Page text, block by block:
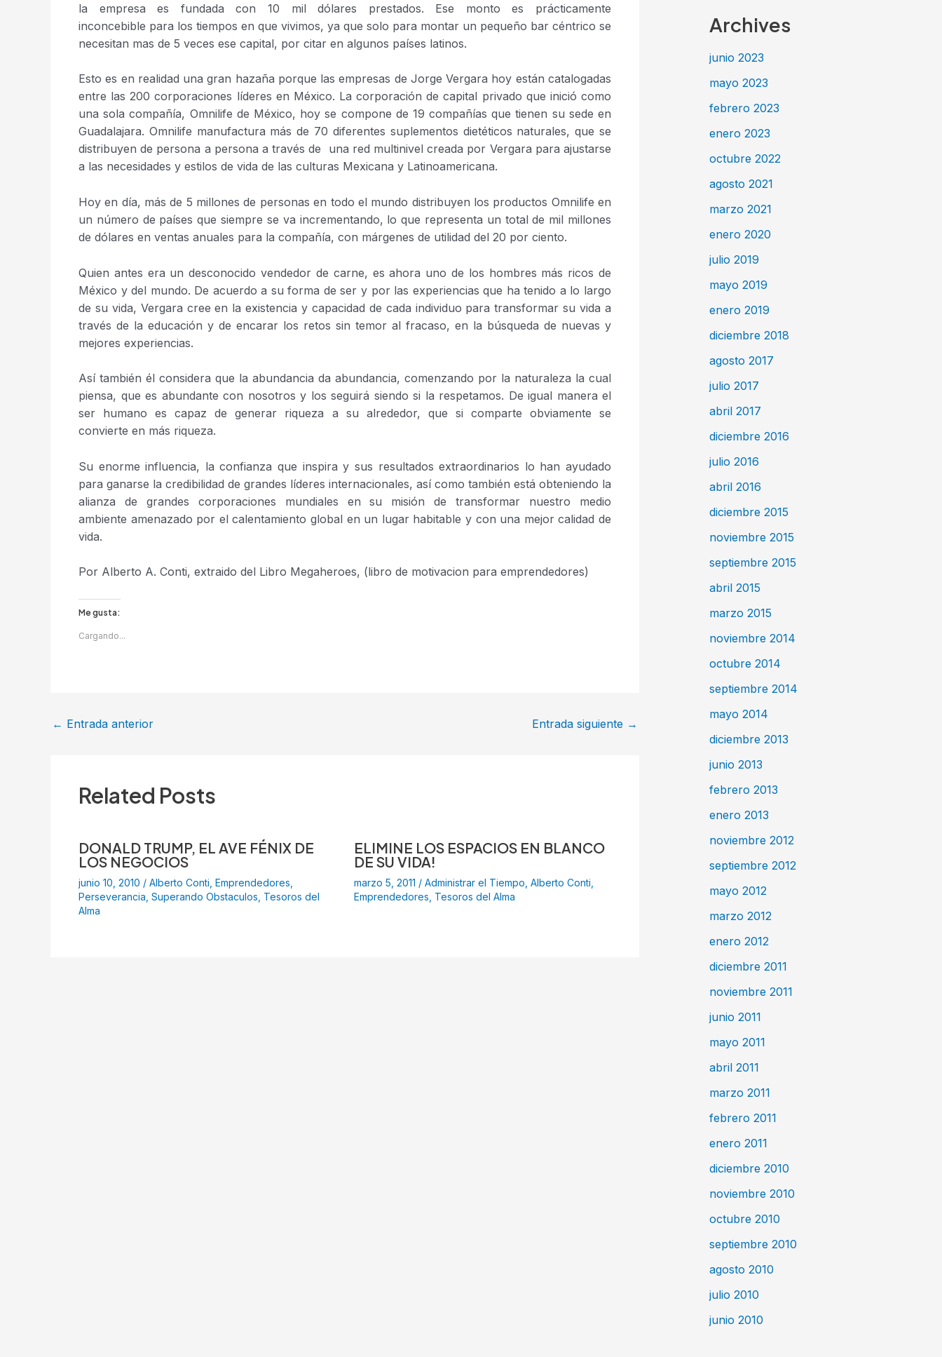
la empresa es fundada con 10 mil dólares prestados. Ese monto es prácticamente
inconcebible para los tiempos en que vivimos, ya que solo para montar un pequeño bar céntrico se
necesitan mas de 5 veces ese capital, por citar en algunos países latinos.
Esto es en realidad una gran hazaña porque las empresas de Jorge Vergara hoy están catalogadas
entre las 200 corporaciones líderes en México. La corporación de capital privado que inició como
una sola compañía, Omnilife de México, hoy se compone de 19 compañías que tienen su sede en
Guadalajara. Omnilife manufactura más de 70 diferentes suplementos dietéticos naturales, que se
distribuyen de persona a persona a través de una red multinivel creada por Vergara para ajustarse
a las necesidades y estilos de vida de las culturas Mexicana y Latinoamericana.
Hoy en día, más de 5 millones de personas en todo el mundo distribuyen los productos Omnilife en
un número de países que siempre se va incrementando, lo que representa un total de mil millones
de dólares en ventas anuales para la compañía, con márgenes de utilidad del 20 por ciento.
Quien antes era un desconocido vendedor de carne, es ahora uno de los hombres más ricos de
México y del mundo. De acuerdo a su forma de ser y por las experiencias que ha tenido a lo largo
de su vida, Vergara cree en la existencia y capacidad de cada individuo para transformar su vida a
través de la educación y de encarar los retos sin temor al fracaso, en la búsqueda de nuevas y
mejores experiencias.
Así también él considera que la abundancia da abundancia, comenzando por la naturaleza la cual
piensa, que es abundante con nosotros y los seguirá siendo si la respetamos. De igual manera el
ser humano es capaz de generar riqueza a su alrededor, que si comparte obviamente se
convierte en más riqueza.
Su enorme influencia, la confianza que inspira y sus resultados extraordinarios lo han ayudado
para ganarse la credibilidad de grandes líderes internacionales, así como también está obteniendo la
alianza de grandes corporaciones mundiales en su misión de transformar nuestro medio
ambiente amenazado por el calentamiento global en un lugar habitable y con una mejor calidad de
vida.
Por Alberto A. Conti, extraido del Libro Megaheroes, (libro de motivacion para emprendedores)
Me gusta:
Cargando...
← Entrada anterior Entrada siguiente →
Related Posts
DONALD TRUMP, EL AVE FÉNIX DE
LOS NEGOCIOS
junio 10, 2010 / Alberto Conti Emprendedores
Perseverancia Superando Obstaculos Tesoros del
Alma
ELIMINE LOS ESPACIOS EN BLANCO
DE SU VIDA!
marzo 5, 2011 / Administrar el Tiempo Alberto Conti
Emprendedores Tesoros del Alma
Archives
junio 2023
mayo 2023
febrero 2023
enero 2023
octubre 2022
agosto 2021
marzo 2021
enero 2020
julio 2019
mayo 2019
enero 2019
diciembre 2018
agosto 2017
julio 2017
abril 2017
diciembre 2016
julio 2016
abril 2016
diciembre 2015
noviembre 2015
septiembre 2015
abril 2015
marzo 2015
noviembre 2014
octubre 2014
septiembre 2014
mayo 2014
diciembre 2013
junio 2013
febrero 2013
enero 2013
noviembre 2012
septiembre 2012
mayo 2012
marzo 2012
enero 2012
diciembre 2011
noviembre 2011
junio 2011
mayo 2011
abril 2011
marzo 2011
febrero 2011
enero 2011
diciembre 2010
noviembre 2010
octubre 2010
septiembre 2010
agosto 2010
julio 2010
junio 2010